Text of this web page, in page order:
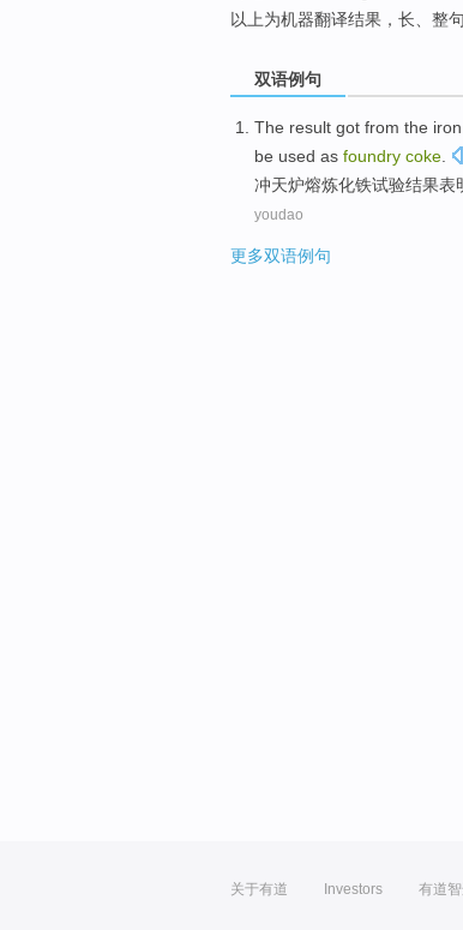
以上为机器翻译结果，长、整
双语例句
The result got from the iron
be used as foundry coke
冲天炉熔炼化铁试验结果表
youdao
更多双语例句
关于有道 Investors 有道